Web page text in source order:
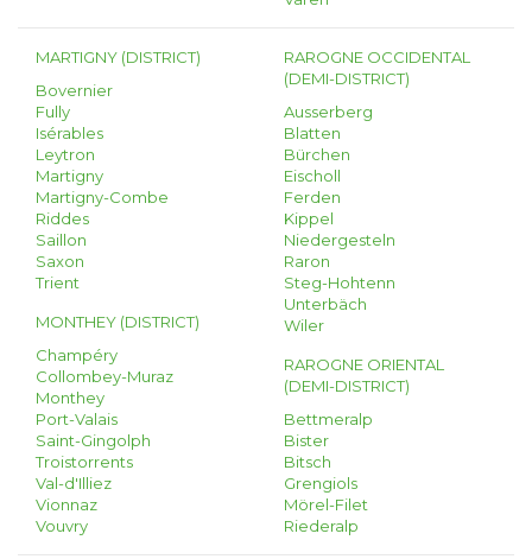
MARTIGNY (DISTRICT)
Bovernier
Fully
Isérables
Leytron
Martigny
Martigny-Combe
Riddes
Saillon
Saxon
Trient
MONTHEY (DISTRICT)
Champéry
Collombey-Muraz
Monthey
Port-Valais
Saint-Gingolph
Troistorrents
Val-d'Illiez
Vionnaz
Vouvry
RAROGNE OCCIDENTAL
(DEMI-DISTRICT)
Ausserberg
Blatten
Bürchen
Eischoll
Ferden
Kippel
Niedergesteln
Raron
Steg-Hohtenn
Unterbäch
Wiler
RAROGNE ORIENTAL
(DEMI-DISTRICT)
Bettmeralp
Bister
Bitsch
Grengiols
Mörel-Filet
Riederalp